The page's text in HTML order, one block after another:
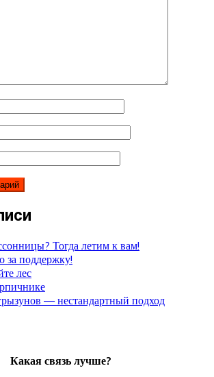
Тогда летим к вам!
за поддержку!
лес
— нестандартный подход
Какая связь лучше?